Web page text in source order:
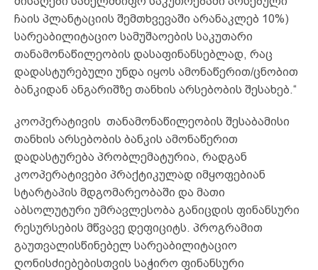
ჩაის პლანტაციის შემთხვევაში არანაკლებ 10%)
სარეაბილიტაციო სამუშაოების საკუთარი
თანამონაწილეობის დასაფინანსებლად, რაც
დადასტურებული უნდა იყოს ამონაწერით/ცნობით
ბანკიდან ანგარიშზე თანხის არსებობის შესახებ.“
კოოპერატივის თანამონაწილეობის შესაბამისი
თანხის არსებობის ბანკის ამონაწერით
დადასტურება პრობლემატურია, რადგან
კოოპერატივები პრაქტიკულად იმყოფებიან
სტარტაპის მდგომარეობაში და მათი
აბსოლუტური უმრავლესობა განიცდის ფინანსური
რესურსების მწვავე დეფიციტს. პროგრამით
გაუთვალისწინებელ სარეაბილიტაციო
ღონისძიებებისთვის საჭირო ფინანსური